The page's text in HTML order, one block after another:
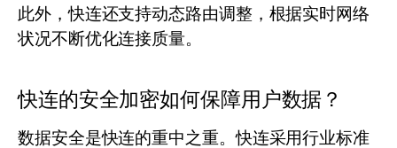
此外，快连还支持动态路由调整，根据实时网络
状况不断优化连接质量。
快连的安全加密如何保障用户数据？
数据安全是快连的重中之重。快连采用行业标准